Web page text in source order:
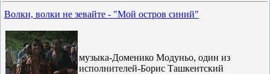
Волки, волки не зевайте - "Мой остров синий"
музыка-Доменико Модуньо, один из
исполнителей-Борис Ташкентский